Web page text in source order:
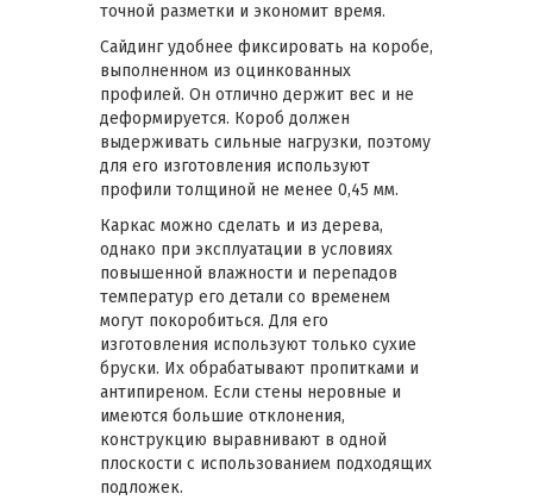
точной разметки и экономит время.
Сайдинг удобнее фиксировать на коробе,
выполненном из оцинкованных
профилей. Он отлично держит вес и не
деформируется. Короб должен
выдерживать сильные нагрузки, поэтому
для его изготовления используют
профили толщиной не менее 0,45 мм.
Каркас можно сделать и из дерева,
однако при эксплуатации в условиях
повышенной влажности и перепадов
температур его детали со временем
могут покоробиться. Для его
изготовления используют только сухие
бруски. Их обрабатывают пропитками и
антипиреном. Если стены неровные и
имеются большие отклонения,
конструкцию выравнивают в одной
плоскости с использованием подходящих
подложек.